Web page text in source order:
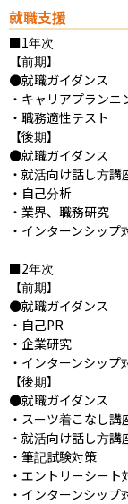
就職支援
■1年次
【前期】
●就職ガイダンス
・キャリアプランニ
・職務適性テスト
【後期】
●就職ガイダンス
・就活向け話し方講
・自己分析
・業界、職務研究
・インターンシップ
■2年次
【前期】
●就職ガイダンス
・自己PR
・企業研究
・インターンシップ
【後期】
●就職ガイダンス
・スーツ着こなし講
・就活向け話し方講
・筆記試験対策
・エントリーシート
・インターンシップ